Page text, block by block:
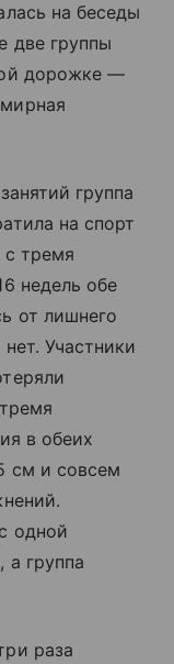
на беседы
две группы
дорожке —
группа
на спорт
с тремя
недель обе
от лишнего
Участники
в обеих
см и совсем
одной
а группа
раза